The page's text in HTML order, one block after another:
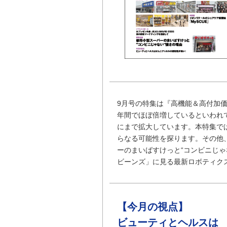
9月号の特集は『高機能＆高付加
年間でほぼ倍増しているといわ
にまで拡大しています。本特集
らなる可能性を探ります。その
ーのまいばすけっと“コンビニじ
ビーンズ」に見る最新ロボティ
【今月の視点】
ビューティとヘルスは